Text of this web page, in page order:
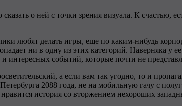
о ней с точки зрения визуала. К счастью,
любят делать игры, еще по каким-нибудь
ни в одну из этих категорий. Наверняка у
интересных событий, которые почти не
а если вам так угодно, то и
2088 года, не на мобильную гачу с
история со вторжением нехороших